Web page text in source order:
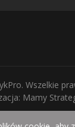
Wszelkie
Mamy